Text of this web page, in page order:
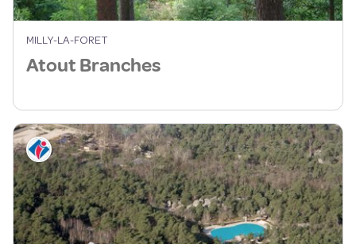
MILLY-LA-FORET
Atout Branches
Informations touristiques